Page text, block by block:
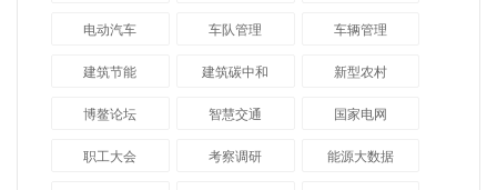
电动汽车 车队管理 车辆管理
建筑节能 建筑碳中和 新型农村
博鳌论坛 智慧交通 国家电网
职工大会 考察调研 能源大数据